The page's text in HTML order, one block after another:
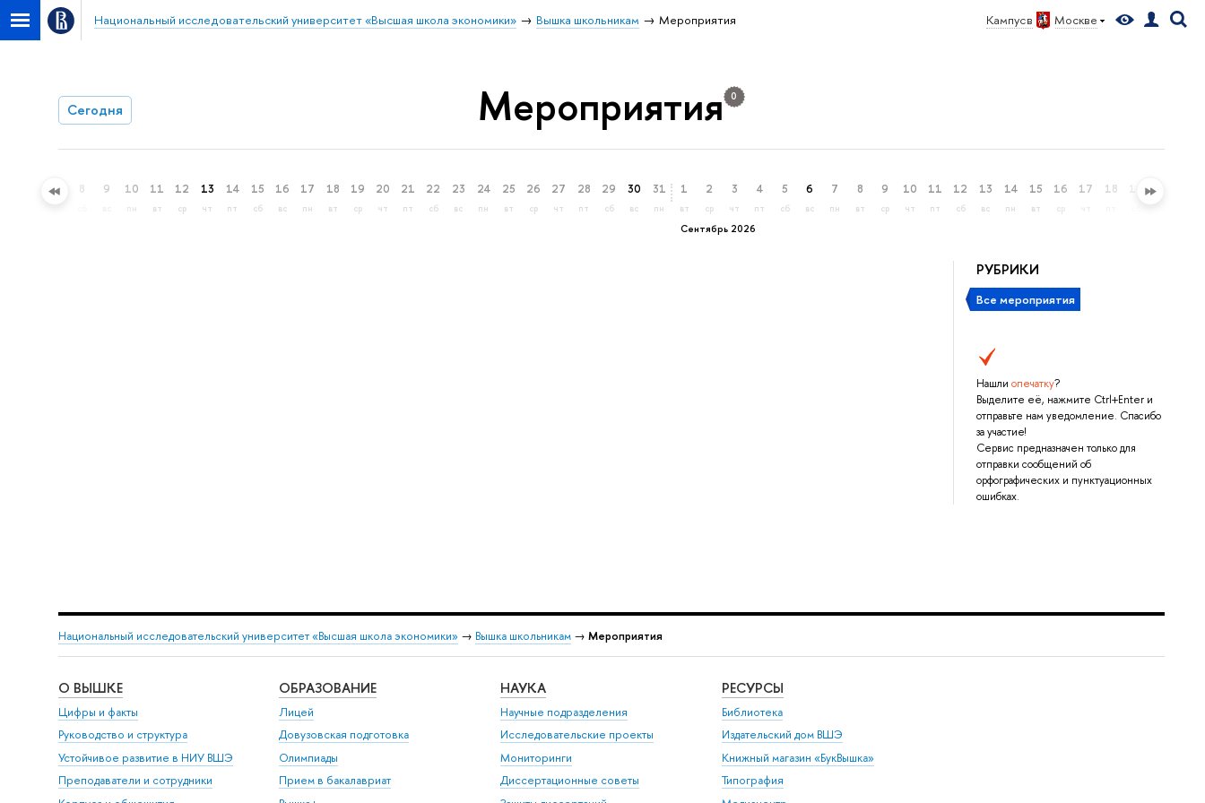
Кампус в Москве
Национальный исследовательский университет «Высшая школа экономики» Вышка школьникам Мероприятия
Сегодня Мероприятия 0
7 8 9 10
пн
11
вт
12
ср
13
чт
14
пт
15
сб
16
вс
17
пн
18
вт
19
ср
20
чт
21
пт
22
сб
23
вс
24
пн
25
вт
26
ср
27
чт
28
пт
29
сб
30
вс
31
пн
Сентябрь 2026
1
вт
2
ср
3
чт
4
пт
5
сб
6
вс
7
пн
8
вт
9
ср
10
чт
11
пт
12
сб
13
вс
14
пн
15
вт
16
ср
17 18 20
РУБРИКИ
Все мероприятия
Нашли опечатку?
Выделите её, нажмите Ctrl+Enter и
отправьте нам уведомление. Спасибо
за участие!
Сервис предназначен только для
отправки сообщений об
орфографических и пунктуационных
ошибках.
Национальный исследовательский университет «Высшая школа экономики» → Вышка школьникам→ Мероприятия
О ВЫШКЕ
Цифры и факты
Руководство и структура
Устойчивое развитие в НИУ ВШЭ
Преподаватели и сотрудники
ОБРАЗОВАНИЕ
Лицей
Довузовская подготовка
Олимпиады
Прием в бакалавриат
НАУКА
Научные подразделения
Исследовательские проекты
Мониторинги
Диссертационные советы
РЕСУРСЫ
Библиотека
Издательский дом ВШЭ
Книжный магазин «БукВышка»
Типография